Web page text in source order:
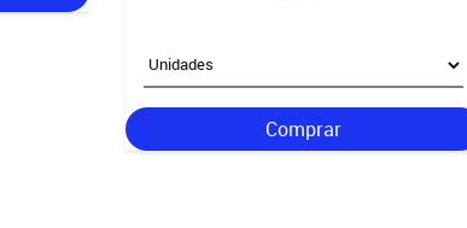
Comprar